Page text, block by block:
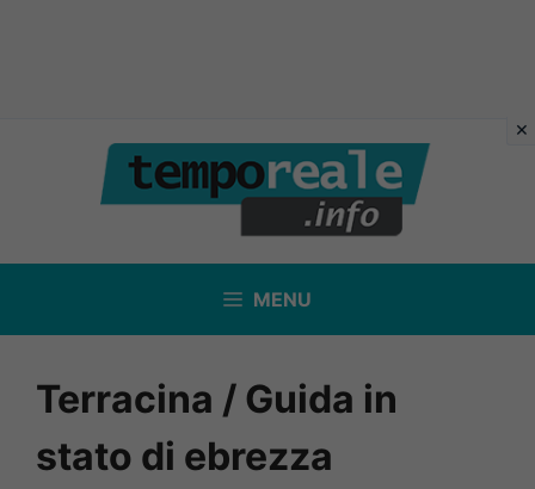
contenuto
MENU
Terracina / Guida in
stato di ebrezza